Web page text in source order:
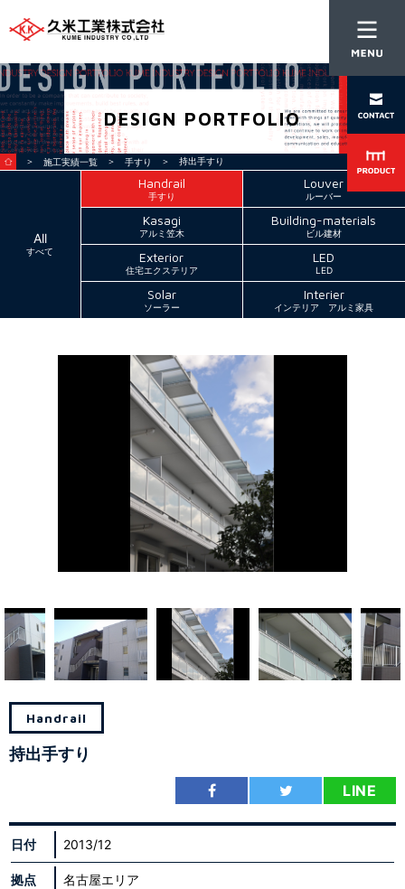
DESIGN PORTFOLIO
＞ 施工実績一覧 ＞ 手すり ＞ 持出手すり
All
すべて
Handrail
手すり
Louver
ルーバー
Kasagi
アルミ笠木
Building-materials
ビル建材
Exterior
住宅エクステリア
LED
LED
Solar
ソーラー
Interier
インテリア アルミ家具
Handrail
持出手すり
LINE
日付 2013/12
拠点 名古屋エリア